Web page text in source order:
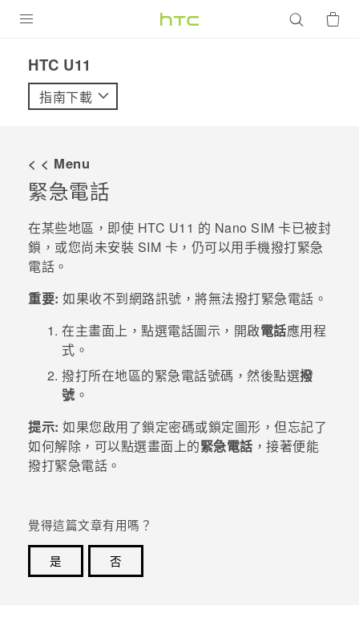
VIVE
優惠專區
企業採購
VIVELAND
HTC U11‎
指南下載
< < Menu
緊急電話
在某些地區，即使 HTC U11 的 Nano SIM 卡已被封
鎖，或您尚未安裝 SIM 卡，仍可以用手機撥打緊急
電話。
重要: 如果收不到網路訊號，將無法撥打緊急電話。
在主畫面上，點選電話圖示，開啟電話應用程
式。
撥打所在地區的緊急電話號碼，然後點選撥
號 。
提示: 如果您啟用了鎖定密碼或鎖定圖形，但忘記了
如何解除，可以點選畫面上的緊急電話 ，接著便能
撥打緊急電話。
覺得這篇文章有用嗎？
是
否